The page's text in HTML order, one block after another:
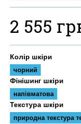
2 555
Колір шкіри
чорний
Фінішинг шкіри
напівматова
Текстура шкіри
природна текстура